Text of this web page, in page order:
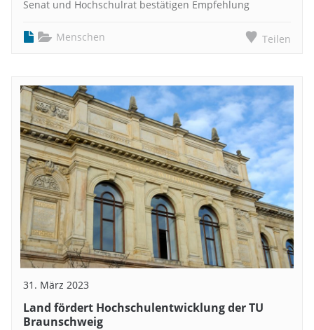
Senat und Hochschulrat bestätigen Empfehlung
Menschen Teilen
31. März 2023
Land fördert Hochschulentwicklung der TU
Braunschweig